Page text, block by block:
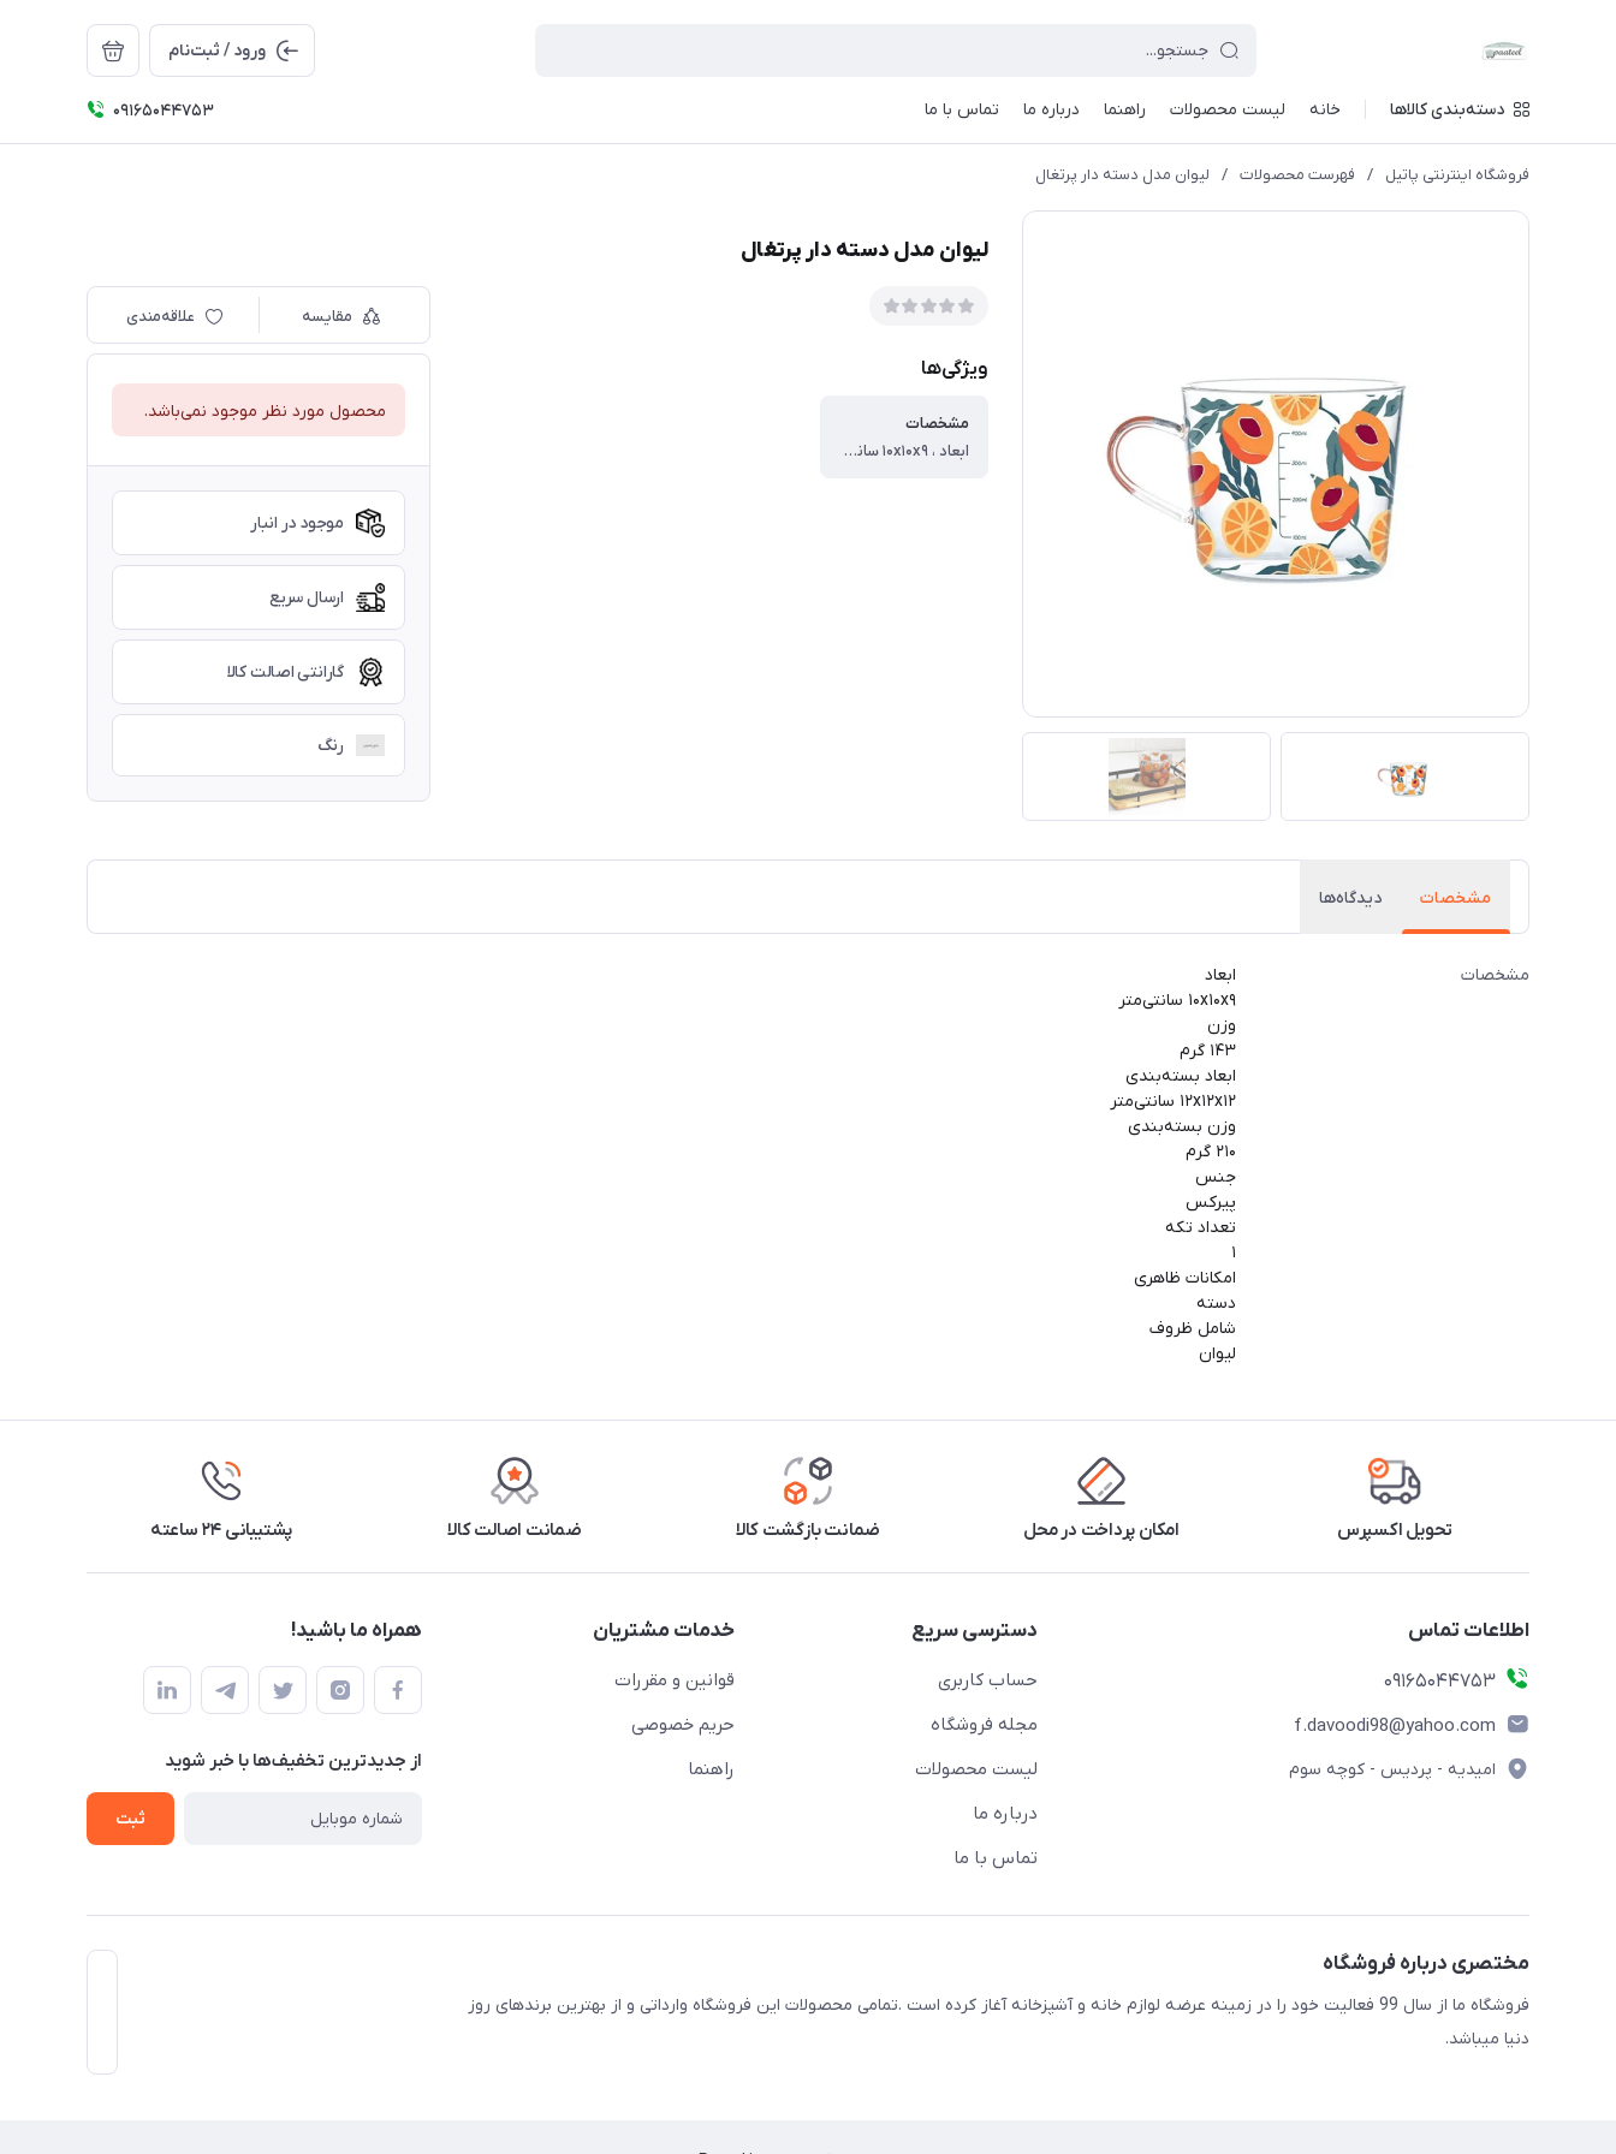
ورود / ثبت‌نام
دسته‌بندی کالاها خانه لیست محصولات راهنما درباره ما تماس با ما 09165044753
فروشگاه اینترنتی پاتیل / فهرست محصولات / لیوان مدل دسته دار پرتغال
لیوان مدل دسته دار پرتغال
ویژگی‌ها
مشخصات
ابعاد ، ۱۰x۱۰x۹ سانتی‌متر ، وزن ، ۱۴۳ گرم ، ابعاد بسته‌بندی ، ۱۲x۱۲x۱۲ سانتی‌متر ، وزن بسته‌بندی ، ۲۱۰ گرم ، جنس ، پیرکس ، تعداد تکه ، ۱ ، امکانات ظاهری ، دسته ، شامل ظروف ، لیوان
مقایسه علاقه‌مندی
محصول مورد نظر موجود نمی‌باشد.
موجود در انبار
ارسال سریع
گارانتی اصالت کالا
رنگ
مشخصات دیدگاه‌ها
مشخصات
ابعاد
۱۰x۱۰x۹ سانتی‌متر
وزن
۱۴۳ گرم
ابعاد بسته‌بندی
۱۲x۱۲x۱۲ سانتی‌متر
وزن بسته‌بندی
۲۱۰ گرم
جنس
پیرکس
تعداد تکه
۱
امکانات ظاهری
دسته
شامل ظروف
لیوان
تحویل اکسپرس امکان پرداخت در محل ضمانت بازگشت کالا ضمانت اصالت کالا پشتیبانی ۲۴ ساعته
اطلاعات تماس
09165044753
f.davoodi98@yahoo.com
امیدیه - پردیس - کوچه سوم
دسترسی سریع
حساب کاربری
مجله فروشگاه
لیست محصولات
درباره ما
تماس با ما
خدمات مشتریان
قوانین و مقررات
حریم خصوصی
راهنما
همراه ما باشید!
از جدید‌ترین تخفیف‌ها با‌ خبر شوید
ثبت
مختصری درباره فروشگاه
فروشگاه ما از سال 99 فعالیت خود را در زمینه عرضه لوازم خانه و آشپزخانه آغاز کرده است .تمامی محصولات این فروشگاه وارداتی و از بهترین برندهای روز
دنیا میباشد.